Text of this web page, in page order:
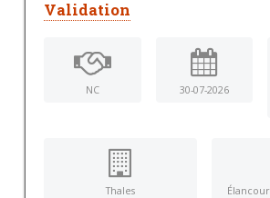
Validation
NC 30-07-2026
Thales